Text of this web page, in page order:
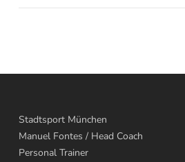
Stadtsport München
Manuel Fontes / Head Coach
Personal Trainer